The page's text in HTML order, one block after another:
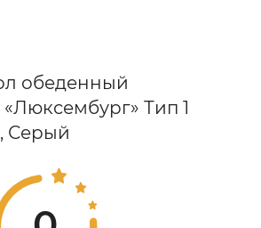
обеденный
Тип 1
Серый